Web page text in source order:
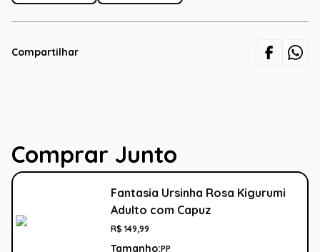
Compartilhar
Comprar Junto
Fantasia Ursinha Rosa Kigurumi
Adulto com Capuz
R$ 149,99
Tamanho:PP